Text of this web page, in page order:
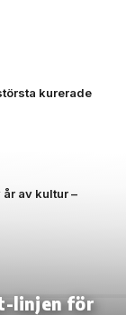
kurerade
år av kultur –
linjen för